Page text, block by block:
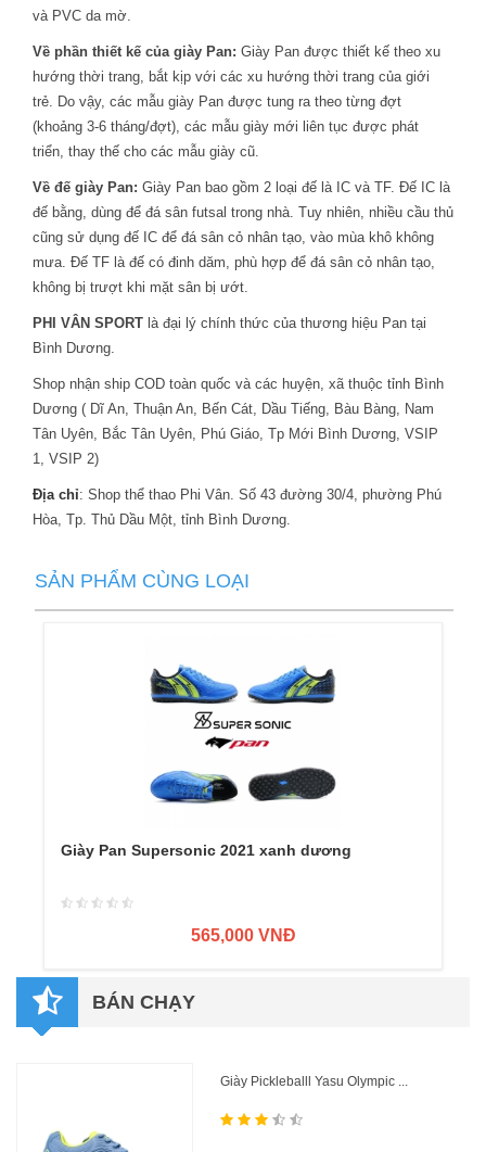
và PVC da mờ.
Về phần thiết kế của giày Pan: Giày Pan được thiết kế theo xu
hướng thời trang, bắt kịp với các xu hướng thời trang của giới
trẻ. Do vậy, các mẫu giày Pan được tung ra theo từng đợt
(khoảng 3-6 tháng/đợt), các mẫu giày mới liên tục được phát
triển, thay thế cho các mẫu giày cũ.
Về đế giày Pan: Giày Pan bao gồm 2 loại đế là IC và TF. Đế IC là
đế bằng, dùng để đá sân futsal trong nhà. Tuy nhiên, nhiều cầu thủ
cũng sử dụng đế IC để đá sân cỏ nhân tạo, vào mùa khô không
mưa. Đế TF là đế có đinh dăm, phù hợp để đá sân cỏ nhân tạo,
không bị trượt khi mặt sân bị ướt.
PHI VÂN SPORT là đại lý chính thức của thương hiệu Pan tại
Bình Dương.
Shop nhận ship COD toàn quốc và các huyện, xã thuộc tỉnh Bình
Dương ( Dĩ An, Thuận An, Bến Cát, Dầu Tiếng, Bàu Bàng, Nam
Tân Uyên, Bắc Tân Uyên, Phú Giáo, Tp Mới Bình Dương, VSIP
1, VSIP 2)
Địa chỉ: Shop thể thao Phi Vân. Số 43 đường 30/4, phường Phú
Hòa, Tp. Thủ Dầu Một, tỉnh Bình Dương.
SẢN PHẨM CÙNG LOẠI
Giày Pan Supersonic 2021 xanh dương
565,000 VNĐ
BÁN CHẠY
Giày Pickleballl Yasu Olympic ...